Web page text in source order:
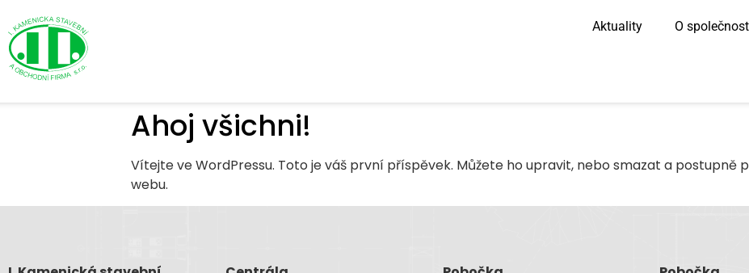
Aktuality O
Ahoj všichni!
Vítejte ve WordPressu. Toto je váš první příspěvek. Můžete ho upravit, nebo smazat a postupně
webu.